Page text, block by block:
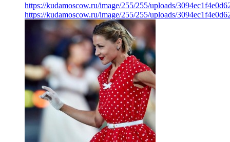
https://kudamoscow.ru/image/255/255/uploads/
https://kudamoscow.ru/image/255/255/uploads/